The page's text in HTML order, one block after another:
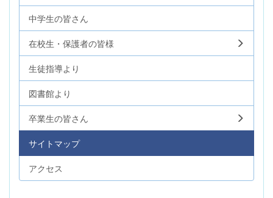
中学生の皆さん
在校生・保護者の皆様
生徒指導より
図書館より
卒業生の皆さん
サイトマップ
アクセス